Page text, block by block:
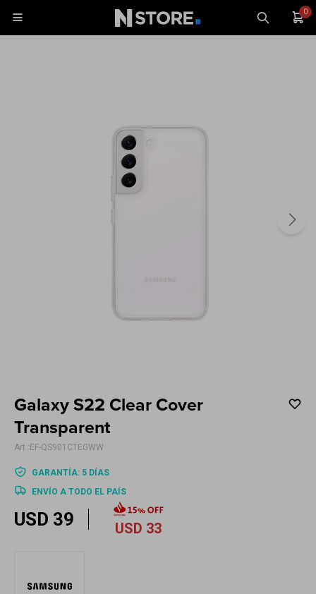
0

Galaxy S22 Clear Cover
Transparent
EF-QS901CTEGWW
GARANTÍA: 5 DÍAS
ENVÍO A TODO EL PAÍS
USD 39 USD 33
Hogar
Movilidad
Celulares
Tablets